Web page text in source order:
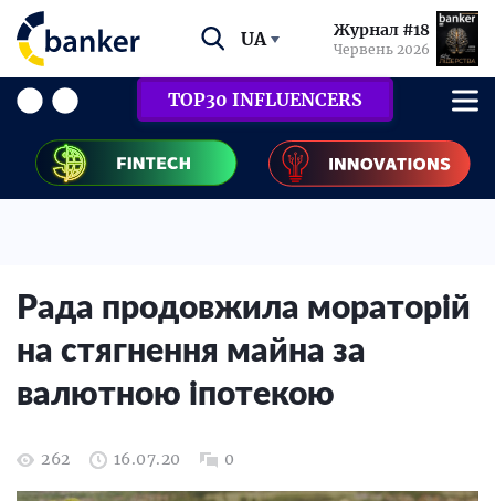
UA Журнал #18
Червень 2026
TOP30 INFLUENCERS
Рада продовжила мораторій
на стягнення майна за
валютною іпотекою
262 16.07.20 0